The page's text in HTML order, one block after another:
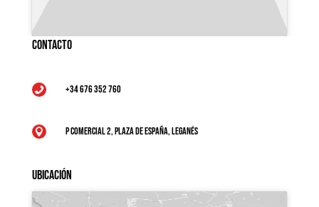
Contacto
 +34 676 352 760
 P Comercial 2, Plaza de España, Leganés
Ubicación